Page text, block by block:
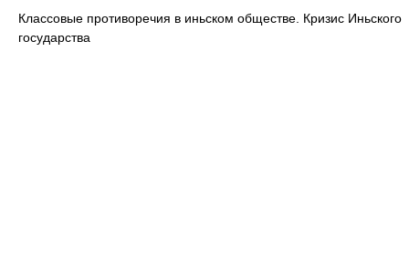
Классовые противоречия в иньском обществе. Кризис Иньского
государства